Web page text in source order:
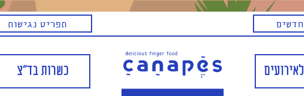
תפריט נגישות
כשרות בד"צ